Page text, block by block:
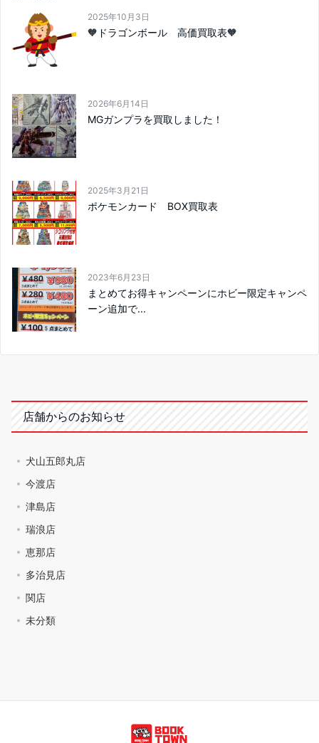
2025年10月3日
🧡ドラゴンボール 高価買取表🧡
2026年6月14日
MGガンプラを買取しました！
2025年3月21日
ポケモンカード BOX買取表
2023年6月23日
まとめてお得キャンペーンにホビー限定キャンペ
ーン追加で...
店舗からのお知らせ
犬山五郎丸店
今渡店
津島店
瑞浪店
恵那店
多治見店
関店
未分類